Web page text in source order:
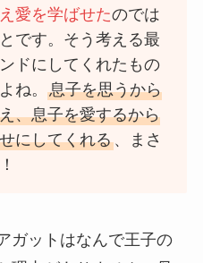
愛を学ばせたのでは
です。そう考える最
ドにしてくれたもの
ね。息子を思うから
、息子を愛するから
にしてくれる、まさ
ガットはなんで王子の